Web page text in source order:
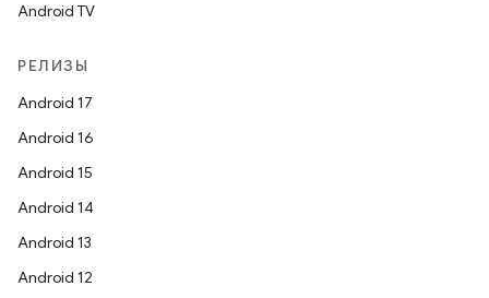
Android TV
РЕЛИЗЫ
Android 17
Android 16
Android 15
Android 14
Android 13
Android 12